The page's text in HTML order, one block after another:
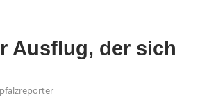
Ausflug, der sich